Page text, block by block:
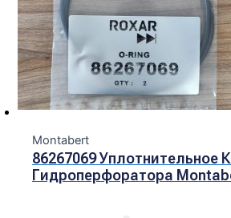
Montabert
86267069 Уплотнительное
Гидроперфоратора